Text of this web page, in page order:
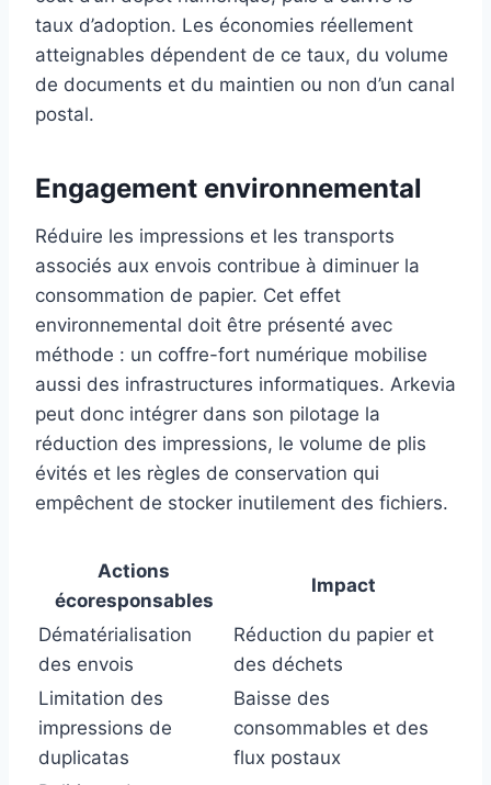
taux d’adoption. Les économies réellement
atteignables dépendent de ce taux, du volume
de documents et du maintien ou non d’un canal
postal.
Engagement environnemental
Réduire les impressions et les transports
associés aux envois contribue à diminuer la
consommation de papier. Cet effet
environnemental doit être présenté avec
méthode : un coffre-fort numérique mobilise
aussi des infrastructures informatiques. Arkevia
peut donc intégrer dans son pilotage la
réduction des impressions, le volume de plis
évités et les règles de conservation qui
empêchent de stocker inutilement des fichiers.
Actions
écoresponsables
Impact
Dématérialisation
des envois
Réduction du papier et
des déchets
Limitation des
impressions de
duplicatas
Baisse des
consommables et des
flux postaux